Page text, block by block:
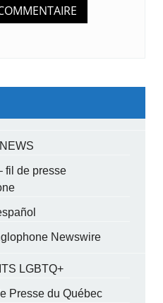
fil de presse
Newswire
LGBTQ+
Presse du Québec